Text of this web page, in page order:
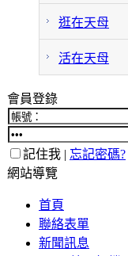
逛在天母
活在天母
會員登錄
記住我 | 忘記密碼?
網站導覽
首頁
聯絡表單
新聞訊息